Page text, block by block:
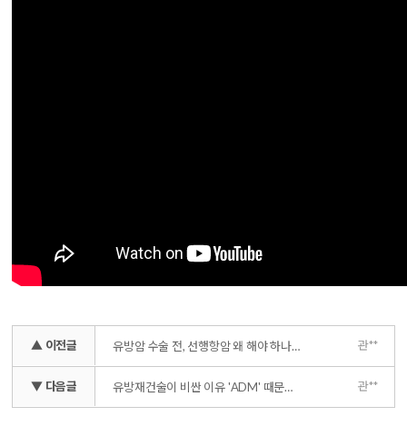
▲ 이전글 유방암 수술 전, 선행항암 왜 해야 하나요? 관**
▼ 다음글 유방재건술이 비싼 이유 'ADM' 때문이라고? 관**